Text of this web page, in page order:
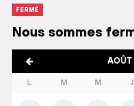
FERMÉ
Nous sommes
L M M J